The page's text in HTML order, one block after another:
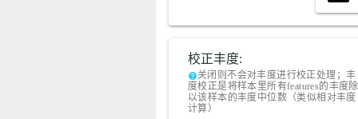
校正丰度:
help关闭则不会对丰度进行校正处理；丰
度校正是将样本里所有features的丰度除
以该样本的丰度中位数（类似相对丰度
计算）